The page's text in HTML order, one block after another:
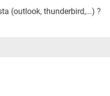
(outlook, thunderbird,...) ?